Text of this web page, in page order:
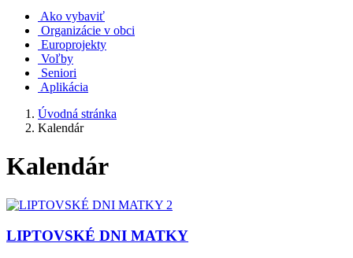
Ako vybaviť
Organizácie v obci
Europrojekty
Voľby
Seniori
Aplikácia
Úvodná stránka
Kalendár
Kalendár
LIPTOVSKÉ DNI MATKY